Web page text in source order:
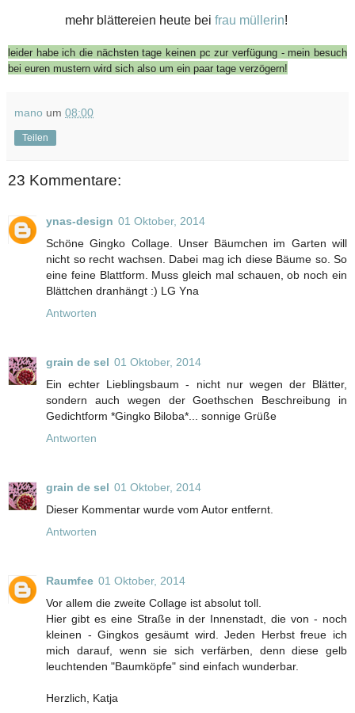
mehr blättereien heute bei frau müllerin!
leider habe ich die nächsten tage keinen pc zur verfügung - mein besuch
bei euren mustern wird sich also um ein paar tage verzögern!
mano um 08:00
Teilen
23 Kommentare:
ynas-design 01 Oktober, 2014
Schöne Gingko Collage. Unser Bäumchen im Garten will
nicht so recht wachsen. Dabei mag ich diese Bäume so. So
eine feine Blattform. Muss gleich mal schauen, ob noch ein
Blättchen dranhängt :) LG Yna
Antworten
grain de sel 01 Oktober, 2014
Ein echter Lieblingsbaum - nicht nur wegen der Blätter,
sondern auch wegen der Goethschen Beschreibung in
Gedichtform *Gingko Biloba*... sonnige Grüße
Antworten
grain de sel 01 Oktober, 2014
Dieser Kommentar wurde vom Autor entfernt.
Antworten
Raumfee 01 Oktober, 2014
Vor allem die zweite Collage ist absolut toll.
Hier gibt es eine Straße in der Innenstadt, die von - noch
kleinen - Gingkos gesäumt wird. Jeden Herbst freue ich
mich darauf, wenn sie sich verfärben, denn diese gelb
leuchtenden "Baumköpfe" sind einfach wunderbar.
Herzlich, Katja